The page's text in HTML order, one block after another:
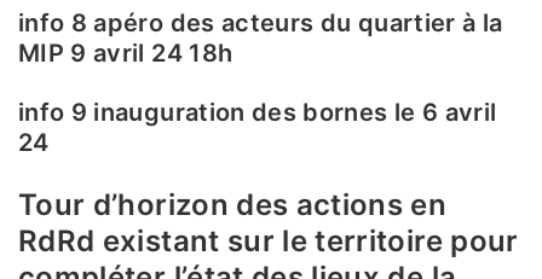
info 8 apéro des acteurs du quartier à la
MIP 9 avril 24 18h
info 9 inauguration des bornes le 6 avril
24
Tour d’horizon des actions en
RdRd existant sur le territoire pour